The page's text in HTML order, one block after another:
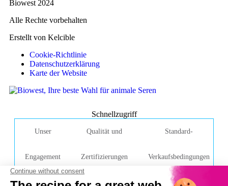
Biowest 2024
Alle Rechte vorbehalten
Erstellt von Kelcible
Cookie-Richtlinie
Datenschutzerklärung
Karte der Website
Schnellzugriff
Unser
Engagement
Qualität und
Zertifizierungen
Standard-
Verkaufsbedingungen